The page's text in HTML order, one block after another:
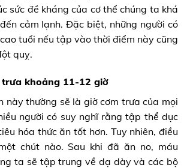
sức đề kháng của cơ thể chúng ta khá
cảm lạnh. Đặc biệt, những người có
tuổi nếu tập vào thời điểm này cũng
quỵ.
trưa khoảng 11-12 giờ
này thường sẽ là giờ cơm trưa của mọi
người có suy nghĩ rằng tập thể dục
hóa thức ăn tốt hơn. Tuy nhiên, điều
chút nào. Sau khi đã ăn no, máu
ta sẽ tập trung về dạ dày và các bộ